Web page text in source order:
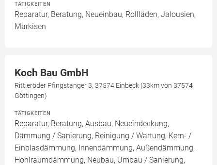
TÄTIGKEITEN
Reparatur, Beratung, Neueinbau, Rollläden, Jalousien,
Markisen
Koch Bau GmbH
Rittieröder Pfingstanger 3, 37574 Einbeck (33km von 37574
Göttingen)
TÄTIGKEITEN
Reparatur, Beratung, Ausbau, Neueindeckung,
Dämmung / Sanierung, Reinigung / Wartung, Kern- /
Einblasdämmung, Innendämmung, Außendämmung,
Hohlraumdämmung, Neubau, Umbau / Sanierung,